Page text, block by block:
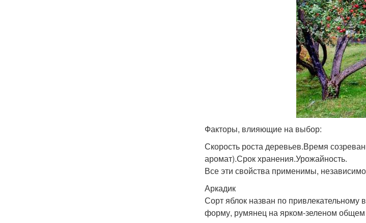
Факторы, влияющие на выбор:
Скорость роста деревьев.Время
аромат).Срок хранения.Урожайность.
Все эти свойства применимы,
Аркадик
Сорт яблок назван по
форму, румянец на ярком-зеленом